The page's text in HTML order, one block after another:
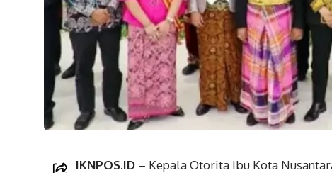
IKNPOS.ID – Kepala Otorita Ibu Kota